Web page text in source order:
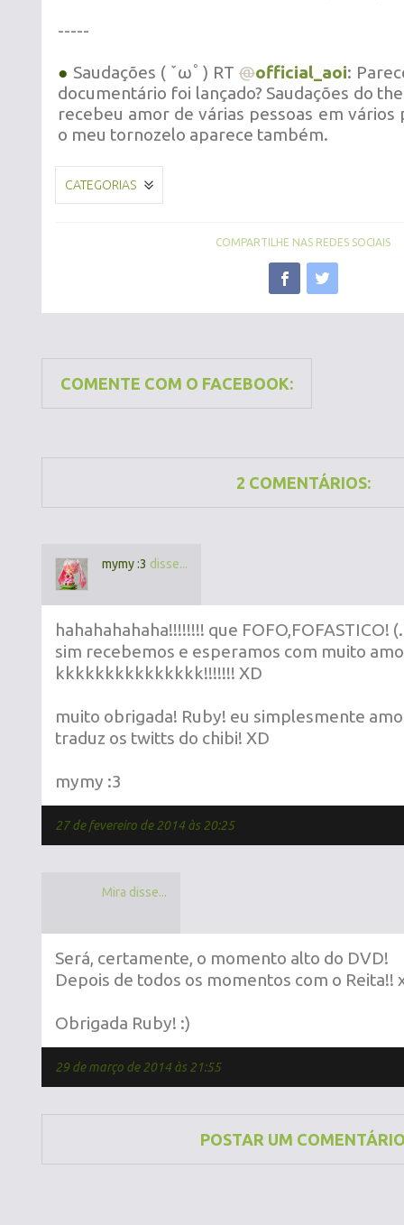
-----
● Saudações ( ˇωﾟ) RT @official_aoi:
documentário foi lançado? Saudações do
recebeu amor de várias pessoas em vários
o meu tornozelo aparece também.
CATEGORIAS
COMPARTILHE NAS REDES SOCIAIS
COMENTE COM O FACEBOOK:
2 COMENTÁRIOS:
mymy :3 disse...
hahahahahaha!!!!!!!! que FOFO,FOFASTICO!
sim recebemos e esperamos com muito
kkkkkkkkkkkkkkk!!!!!!! XD
muito obrigada! Ruby! eu simplesmente
traduz os twitts do chibi! XD
mymy :3
27 de fevereiro de 2014 às 20:25
Mira disse...
Será, certamente, o momento alto do DVD!
Depois de todos os momentos com o Reita!!
Obrigada Ruby! :)
29 de março de 2014 às 21:55
POSTAR UM